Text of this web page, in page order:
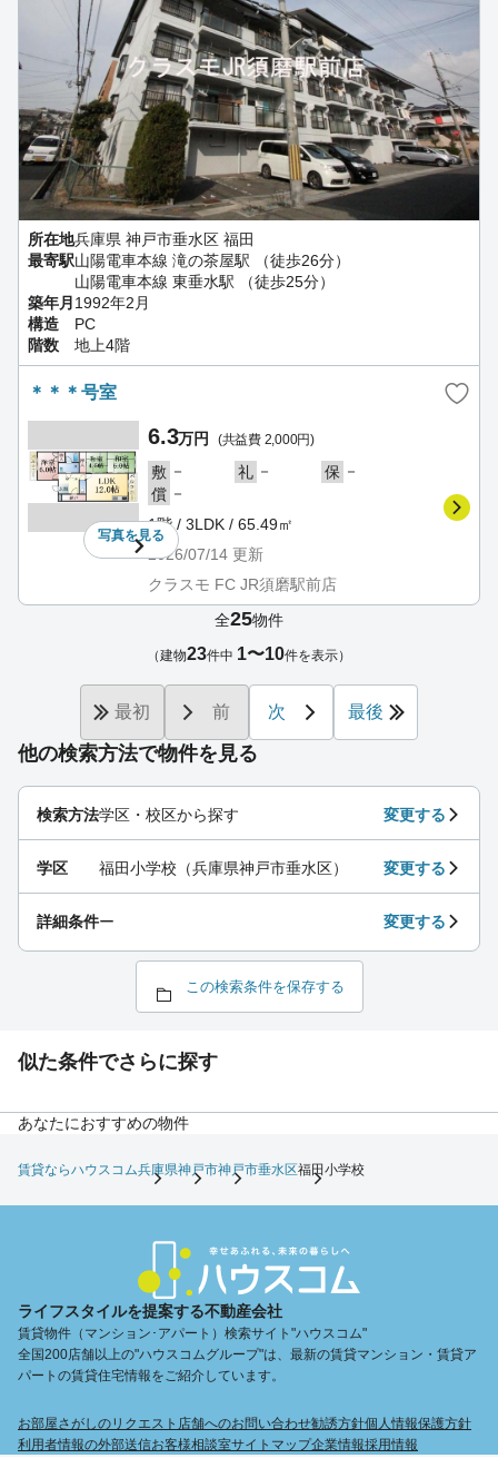
所在地兵庫県 神戸市垂水区 福田
最寄駅山陽電車本線 滝の茶屋駅 （徒歩26分）
山陽電車本線 東垂水駅 （徒歩25分）
築年月 1992年2月
構造
PC
階数
地上4階
＊＊＊号室
写真を見る
6.3万円 (共益費 2,000円)
敷 － 礼 － 保 －
償 －
1階 / 3LDK / 65.49㎡
2026/07/14 更新
クラスモ FC JR須磨駅前店
他の検索方法で物件を見る
検索方法学区・校区から探す 変更する
学区 福田小学校（兵庫県神戸市垂水区） 変更する
詳細条件ー 変更する
この検索条件を保存する
全25物件
（建物23件中 1〜10件を表示）
最初 前 次 最後
似た条件でさらに探す
あなたにおすすめの物件
賃貸ならハウスコム兵庫県神戸市神戸市垂水区福田小学校
ライフスタイルを提案する不動産会社
賃貸物件（マンション･アパート）検索サイト"ハウスコム"
全国200店舗以上の"ハウスコムグループ"は、最新の賃貸マンション・賃貸ア
パートの賃貸住宅情報をご紹介しています。
お部屋さがしのリクエスト 店舗へのお問い合わせ勧誘方針個人情報保護方針
利用者情報の外部送信お客様相談室サイトマップ企業情報採用情報